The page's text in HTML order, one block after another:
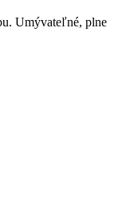
Umývateľné, plne